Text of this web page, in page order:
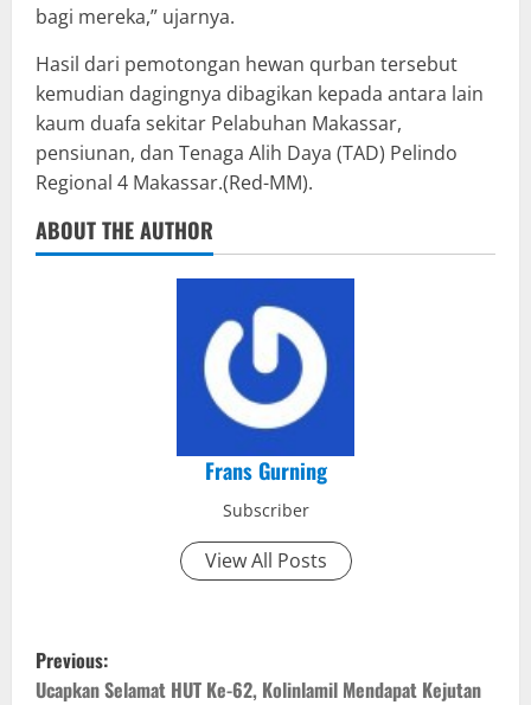
bagi mereka,” ujarnya.
Hasil dari pemotongan hewan qurban tersebut
kemudian dagingnya dibagikan kepada antara lain
kaum duafa sekitar Pelabuhan Makassar,
pensiunan, dan Tenaga Alih Daya (TAD) Pelindo
Regional 4 Makassar.(Red-MM).
ABOUT THE AUTHOR
Frans Gurning
Subscriber
View All Posts
P
Previous:
Ucapkan Selamat HUT Ke-62, Kolinlamil Mendapat Kejutan